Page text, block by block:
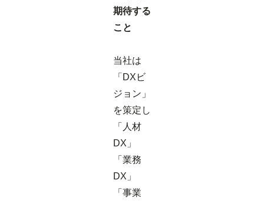
期待する
こと
当社は
「DXビ
ジョン」
を策定し
「人材
DX」
「業務
DX」
「事業